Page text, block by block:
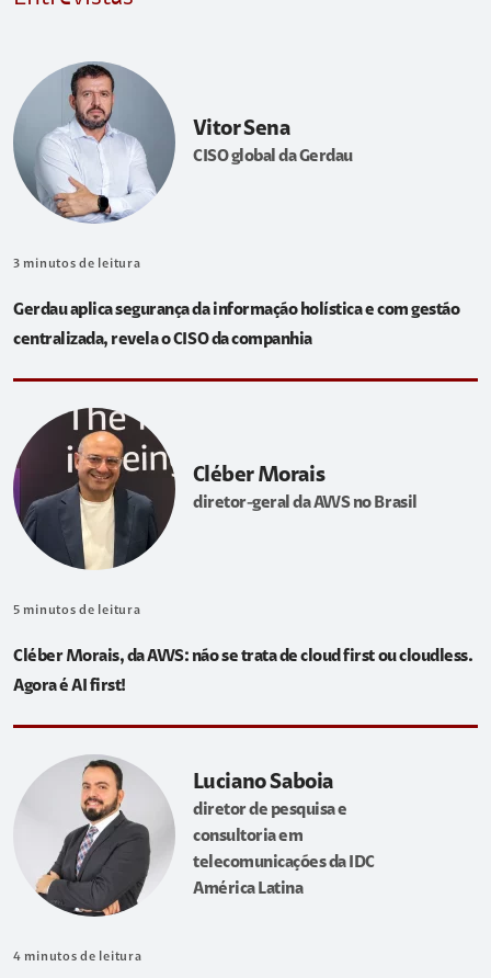
Vitor Sena
CISO global da Gerdau
3 minutos de leitura
Gerdau aplica segurança da informação holística e com gestão
centralizada, revela o CISO da companhia
Cléber Morais
diretor-geral da AWS no Brasil
5 minutos de leitura
Cléber Morais, da AWS: não se trata de cloud first ou cloudless.
Agora é AI first!
Luciano Saboia
diretor de pesquisa e
consultoria em
telecomunicações da IDC
América Latina
4 minutos de leitura